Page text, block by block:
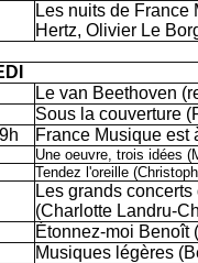
Les nuits de
Hertz, Olivier Le
Le van Beethoven
Sous la couverture
France Musique est
Une oeuvre, trois idées
Tendez l'oreille
Les grands
(Charlotte Landru-
Étonnez-moi Benoît
Musiques légères